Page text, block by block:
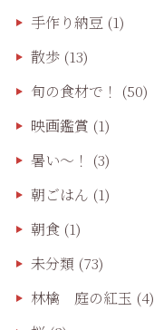
手作り納豆 (1)
散歩(13)
旬の食材で！ (50)
映画鑑賞 (1)
暑い～！ (3)
朝ごはん (1)
朝食(1)
未分類 (73)
林檎 庭の紅玉 (4)